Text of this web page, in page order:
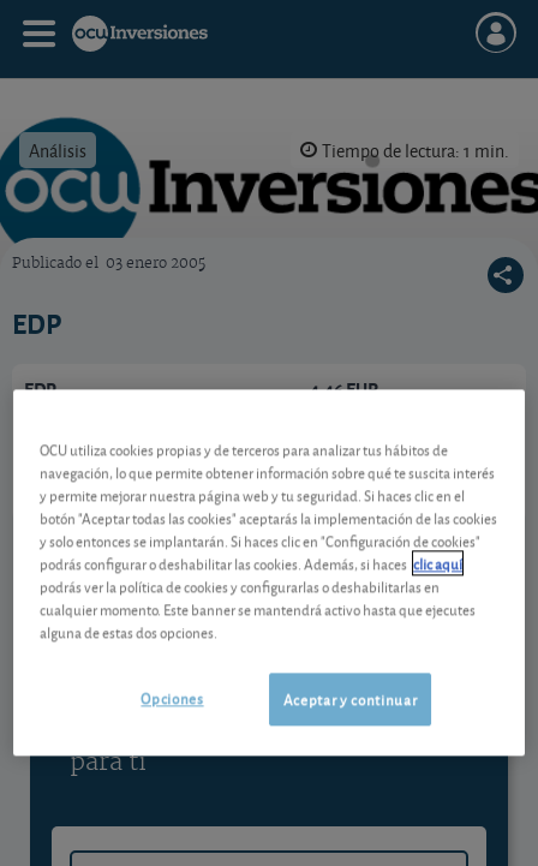
Análisis Tiempo de lectura: 1 min.
Publicado el 03 enero 2005
EDP
EDP
07/08/2026 Lisboa
4,46 EUR
-0,064 EUR (-1,41 %)
Ver detalladamente
Contenido reservado a SOCIOS
Gestiona tu dinero con visión
experta
y consigue que cada euro trabaje
para ti
OCU utiliza cookies propias y de terceros para analizar tus hábitos de
navegación, lo que permite obtener información sobre qué te suscita interés
y permite mejorar nuestra página web y tu seguridad. Si haces clic en el
botón "Aceptar todas las cookies" aceptarás la implementación de las cookies
y solo entonces se implantarán. Si haces clic en "Configuración de cookies"
podrás configurar o deshabilitar las cookies. Además, si haces clic aquí
podrás ver la política de cookies y configurarlas o deshabilitarlas en
cualquier momento. Este banner se mantendrá activo hasta que ejecutes
alguna de estas dos opciones.
Aceptar y continuar
Opciones